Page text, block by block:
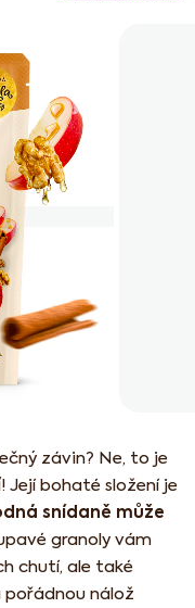
závin? Ne, to je
! Její bohaté složení je
snídaně může
granoly vám
chutí, ale také
pořádnou nálož